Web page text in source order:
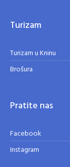
Turizam
Turizam u Kninu
Brošura
Pratite nas
Facebook
Instagram